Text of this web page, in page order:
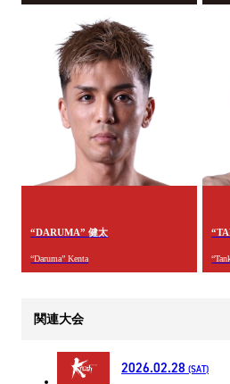
“DARUMA” 健太
“Daruma” Kenta
関連大会
2026.02.28 (SAT)